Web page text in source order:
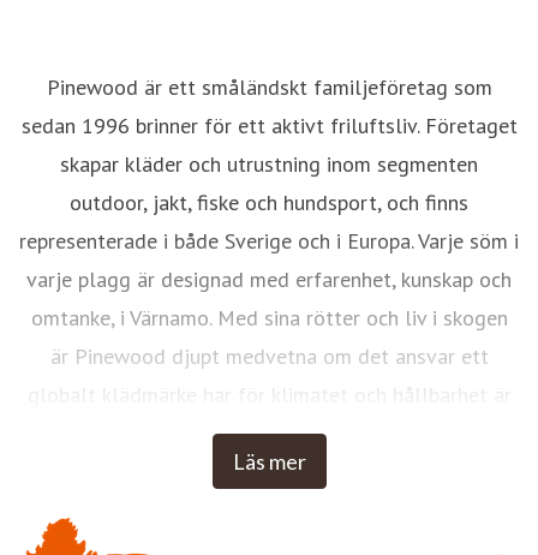
Pinewood är ett småländskt familjeföretag som
sedan 1996 brinner för ett aktivt friluftsliv. Företaget
skapar kläder och utrustning inom segmenten
outdoor, jakt, fiske och hundsport, och finns
representerade i både Sverige och i Europa. Varje söm i
varje plagg är designad med erfarenhet, kunskap och
omtanke, i Värnamo. Med sina rötter och liv i skogen
är Pinewood djupt medvetna om det ansvar ett
globalt klädmärke har för klimatet och hållbarhet är
således en viktig fråga för oss. Med Pinewood ska du
varje dag känna dig trygg, fri, bekväm och inspirerad i
Läs mer